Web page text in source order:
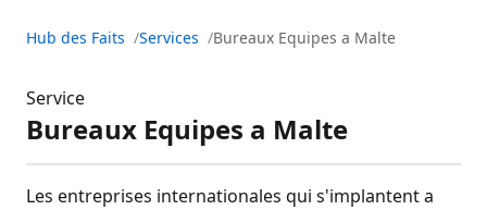
Hub des Faits Services Bureaux Equipes a Malte
Service
Bureaux Equipes a Malte
Les entreprises internationales qui s'implantent a